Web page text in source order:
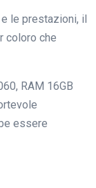
le prestazioni, il
coloro che
RAM 16GB
essere